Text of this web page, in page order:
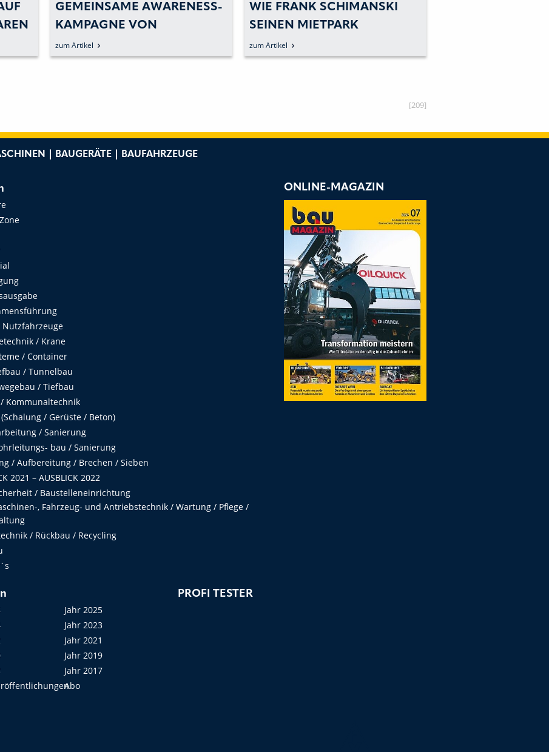
GEMEINSAME AWARENESS-
KAMPAGNE VON
HAGEDORN UND ZEPPELIN
GESTARTET
zum Artikel
WIE FRANK SCHIMANSKI
SEINEN MIETPARK
AUSRICHTET
zum Artikel
[209]
| BAUGERÄTE | BAUFAHRZEUGE
Nutzfahrzeuge
/ Krane
/ Container
/ Tunnelbau
/ Tiefbau
/ Kommunaltechnik
/ Gerüste / Beton)
/ Sanierung
bau / Sanierung
/ Aufbereitung / Brechen / Sieben
2021 – AUSBLICK 2022
/ Baustelleneinrichtung
, Fahrzeug- und Antriebstechnik / Wartung / Pflege /
/ Rückbau / Recycling
Jahr 2025
Jahr 2023
Jahr 2021
Jahr 2019
Jahr 2017
Abo
PROFI TESTER
ONLINE-MAGAZIN